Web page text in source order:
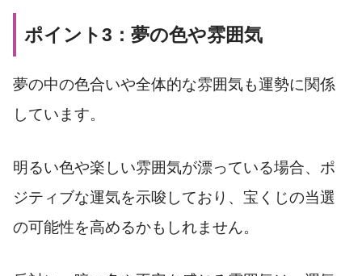
ポイント3：夢の色や雰囲気
夢の中の色合いや全体的な雰囲気も運勢に関係
しています。
明るい色や楽しい雰囲気が漂っている場合、ポ
ジティブな運気を示唆しており、宝くじの当選
の可能性を高めるかもしれません。